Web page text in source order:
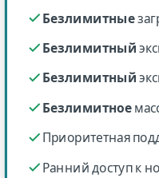
Безлимитные
Безлимитный
Безлимитный
Безлимитное
Приоритетная
Ранний доступ к